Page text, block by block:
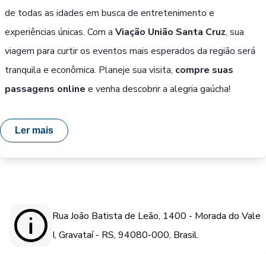
de todas as idades em busca de entretenimento e
experiências únicas. Com a Viação União Santa Cruz, sua
viagem para curtir os eventos mais esperados da região será
tranquila e econômica. Planeje sua visita, compre suas
passagens online e venha descobrir a alegria gaúcha!
Ler mais
Rua João Batista de Leão, 1400 - Morada do Vale
I, Gravataí - RS, 94080-000, Brasil.